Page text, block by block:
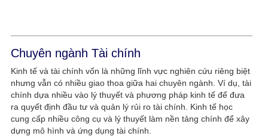
Chuyên ngành Tài chính
Kinh tế và tài chính vốn là những lĩnh vực nghiên cứu riêng biệt
nhưng vẫn có nhiều giao thoa giữa hai chuyên ngành. Ví dụ, tài
chính dựa nhiều vào lý thuyết và phương pháp kinh tế để đưa
ra quyết định đầu tư và quản lý rủi ro tài chính. Kinh tế học
cung cấp nhiều công cụ và lý thuyết làm nền tảng chính để xây
dựng mô hình và ứng dụng tài chính.